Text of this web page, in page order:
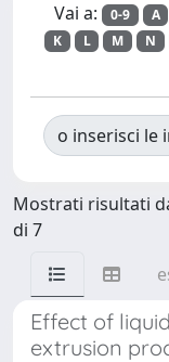
Vai a: 0-9 A
K
L M N
o inserisci le
Mostrati risultati
di 7
Effect of
extrusion